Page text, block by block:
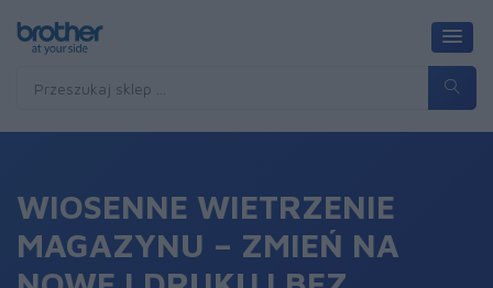
WIOSENNE WIETRZENIE
MAGAZYNU – ZMIEŃ NA